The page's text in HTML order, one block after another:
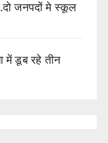
.दो जनपदों मे स्कूल
में डूब रहे तीन